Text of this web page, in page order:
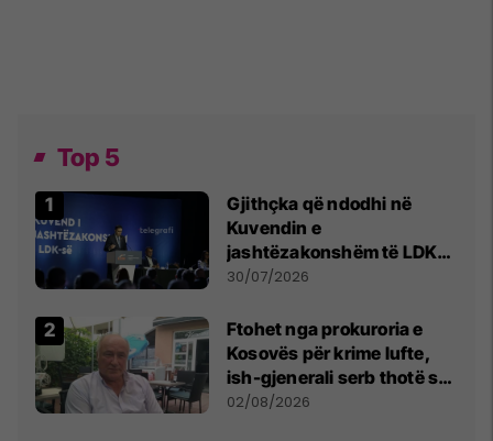
Top 5
Gjithçka që ndodhi në
Kuvendin e
jashtëzakonshëm të LDK-
së
30/07/2026
Ftohet nga prokuroria e
Kosovës për krime lufte,
ish-gjenerali serb thotë se
dikush e tradhtoi në
02/08/2026